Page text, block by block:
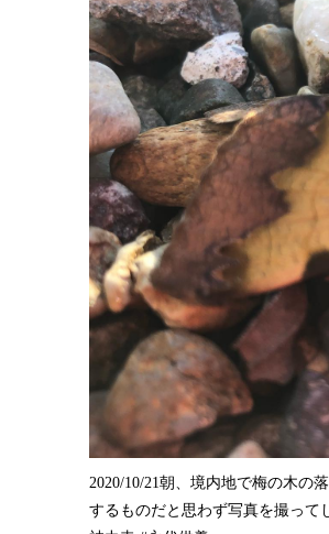
2020/10/21朝、境内地で梅の木の
するものだと思わず写真を撮って